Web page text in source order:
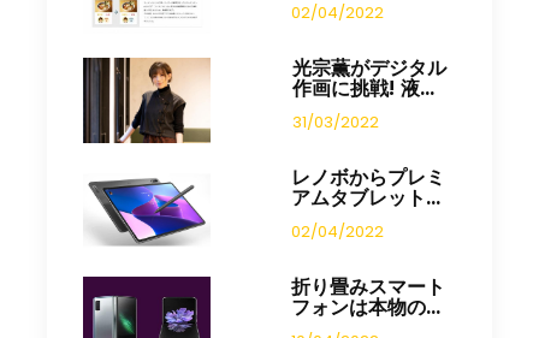
02/04/2022
光宗薫がデジタル
作画に挑戦! 液...
31/03/2022
レノボからプレミ
アムタブレット...
02/04/2022
折り畳みスマート
フォンは本物の...